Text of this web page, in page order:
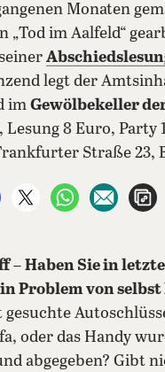
Monaten
„Tod im Aalfeld“
legt der
im Gewölbekeller
Lesung 8 Euro, Party
Straße 23,
auf Facebook teilen
auf X teilen
per per E-
– Haben Sie in
Problem von
oder das Handy
abgegeben? Gibt